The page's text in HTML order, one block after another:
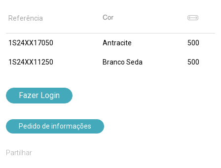
Referência
1S24XX17050 Antracite 500
1S24XX11250 Branco Seda 500
Fazer Login
Pedido de informações
Partilhar